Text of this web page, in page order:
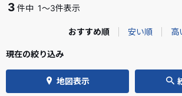
地図表示
現在の絞り込み
3 件中 1～3件表示
おすすめ順 安い順 高